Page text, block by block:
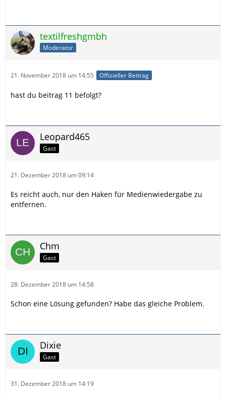
textilfreshgmbh
Moderator
21. November 2018 um 14:55 Offizieller Beitrag
hast du beitrag 11 befolgt?
Leopard465
Gast
21. Dezember 2018 um 09:14
Es reicht auch, nur den Haken für Medienwiedergabe zu
entfernen.
Chm
Gast
28. Dezember 2018 um 14:58
Schon eine Lösung gefunden? Habe das gleiche Problem.
Dixie
Gast
31. Dezember 2018 um 14:19